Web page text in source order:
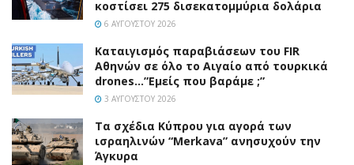
κοστίσει 275 δισεκατομμύρια δολάρια
6 ΑΥΓΟΎΣΤΟΥ 2026
Καταιγισμός παραβιάσεων του FIR
Αθηνών σε όλο το Αιγαίο από τουρκικά
drones…”Εμείς που βαράμε ;”
3 ΑΥΓΟΎΣΤΟΥ 2026
Τα σχέδια Κύπρου για αγορά των
ισραηλινών “Merkava” ανησυχούν την
Άγκυρα